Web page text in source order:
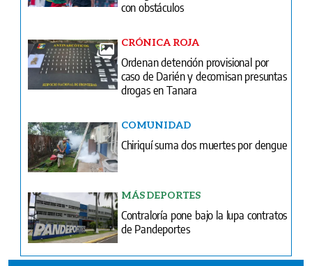
con obstáculos
CRÓNICA ROJA
Ordenan detención provisional por
caso de Darién y decomisan presuntas
drogas en Tanara
COMUNIDAD
Chiriquí suma dos muertes por dengue
MÁS DEPORTES
Contraloría pone bajo la lupa contratos
de Pandeportes